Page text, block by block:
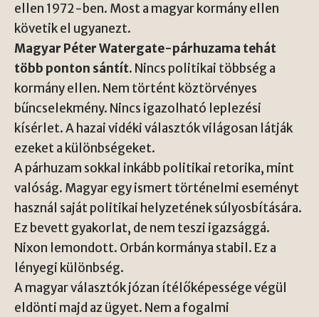
ellen 1972-ben. Most a magyar kormány ellen
követik el ugyanezt.
Magyar Péter Watergate-párhuzama tehát
több ponton sántít. Nincs politikai többség a
kormány ellen. Nem történt köztörvényes
bűncselekmény. Nincs igazolható leplezési
kísérlet. A hazai vidéki választók világosan látják
ezeket a különbségeket.
A párhuzam sokkal inkább politikai retorika, mint
valóság. Magyar egy ismert történelmi eseményt
használ saját politikai helyzetének súlyosbítására.
Ez bevett gyakorlat, de nem teszi igazsággá.
Nixon lemondott. Orbán kormánya stabil. Ez a
lényegi különbség.
A magyar választók józan ítélőképessége végül
eldönti majd az ügyet. Nem a fogalmi